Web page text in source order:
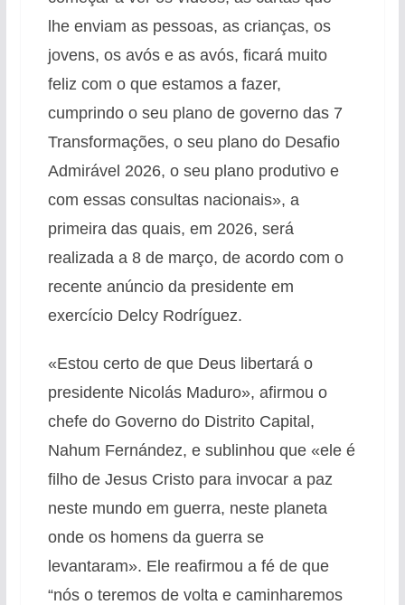
lhe enviam as pessoas, as crianças, os
jovens, os avós e as avós, ficará muito
feliz com o que estamos a fazer,
cumprindo o seu plano de governo das 7
Transformações, o seu plano do Desafio
Admirável 2026, o seu plano produtivo e
com essas consultas nacionais», a
primeira das quais, em 2026, será
realizada a 8 de março, de acordo com o
recente anúncio da presidente em
exercício Delcy Rodríguez.
«Estou certo de que Deus libertará o
presidente Nicolás Maduro», afirmou o
chefe do Governo do Distrito Capital,
Nahum Fernández, e sublinhou que «ele é
filho de Jesus Cristo para invocar a paz
neste mundo em guerra, neste planeta
onde os homens da guerra se
levantaram». Ele reafirmou a fé de que
“nós o teremos de volta e caminharemos